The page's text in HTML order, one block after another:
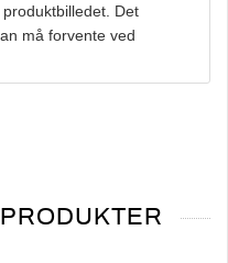
Det
må forvente ved